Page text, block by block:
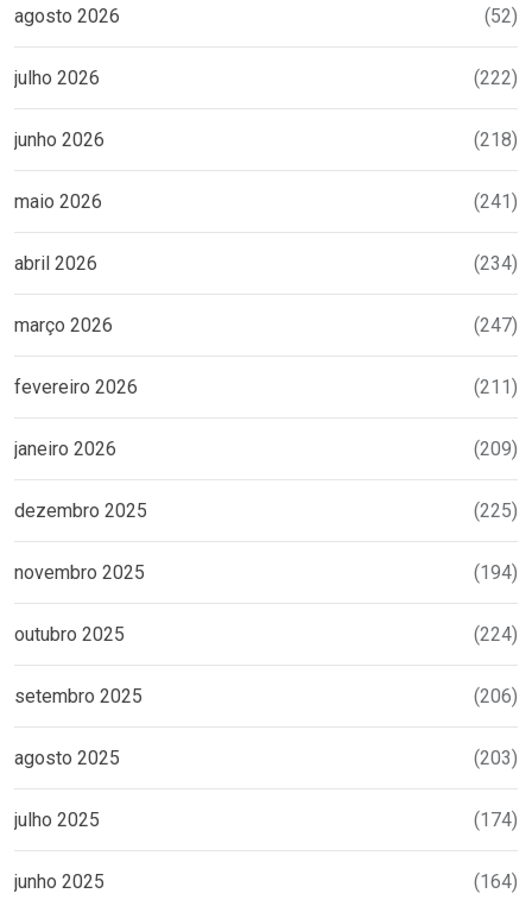
agosto 2026 (52)
julho 2026 (222)
junho 2026 (218)
maio 2026 (241)
abril 2026 (234)
março 2026 (247)
fevereiro 2026 (211)
janeiro 2026 (209)
dezembro 2025 (225)
novembro 2025 (194)
outubro 2025 (224)
setembro 2025 (206)
agosto 2025 (203)
julho 2025 (174)
junho 2025 (164)